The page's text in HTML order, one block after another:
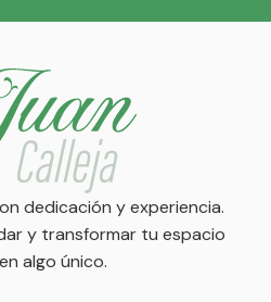
dedicación y experiencia.
y transformar tu espacio
algo único.